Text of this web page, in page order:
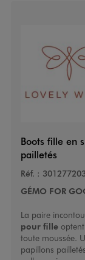
Boots fille en
pailletés
Réf. :
GÉMO FOR
La paire
pour filleoptent
toute moussée.
papillons